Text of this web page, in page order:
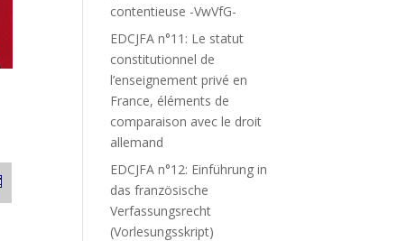
contentieuse -VwVfG-
EDCJFA n°11: Le statut
constitutionnel de
l’enseignement privé en
France, éléments de
comparaison avec le droit
allemand
EDCJFA n°12: Einführung in
das französische
Verfassungsrecht
(Vorlesungsskript)